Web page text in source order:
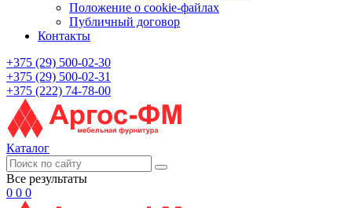
Положение о cookie-файлах
Публичный договор
Контакты
+375 (29) 500-02-30
+375 (29) 500-02-31
+375 (222) 74-78-00
Каталог
Все результаты
0 0 0